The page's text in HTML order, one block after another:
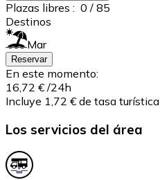
Plazas libres : 0 / 85
Destinos
Mar
Reservar
En este momento:
16,72 € /24h
Incluye 1,72 € de tasa turística
Los servicios del área